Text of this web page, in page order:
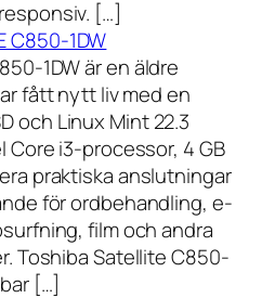
[…]
C850-1DW
1DW är en äldre
fått nytt liv med en
och Linux Mint 22.3
Core i3-processor, 4 GB
praktiska anslutningar
för ordbehandling, e-
film och andra
Toshiba Satellite C850-
[…]